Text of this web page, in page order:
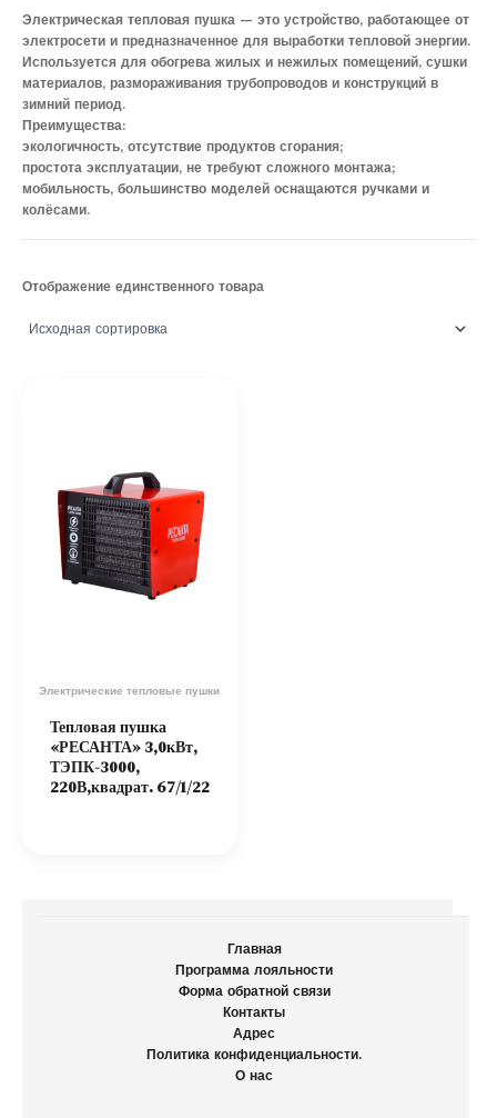
Электрическая тепловая пушка — это устройство, работающее от
электросети и предназначенное для выработки тепловой энергии.
Используется для обогрева жилых и нежилых помещений, сушки
материалов, размораживания трубопроводов и конструкций в
зимний период.
Преимущества:
экологичность, отсутствие продуктов сгорания;
простота эксплуатации, не требуют сложного монтажа;
мобильность, большинство моделей оснащаются ручками и
колёсами.
Отображение единственного товара
Электрические тепловые пушки
Тепловая пушка
«РЕСАНТА» 3,0кВт,
ТЭПК-3000,
220В,квадрат. 67/1/22
Главная
Программа лояльности
Форма обратной связи
Контакты
Адрес
Политика конфиденциальности.
О нас